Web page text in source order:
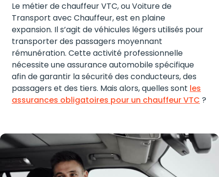
Le métier de chauffeur VTC, ou Voiture de
Transport avec Chauffeur, est en plaine
expansion. Il s’agit de véhicules légers utilisés pour
transporter des passagers moyennant
rémunération. Cette activité professionnelle
nécessite une assurance automobile spécifique
afin de garantir la sécurité des conducteurs, des
passagers et des tiers. Mais alors, quelles sont les
assurances obligatoires pour un chauffeur VTC ?